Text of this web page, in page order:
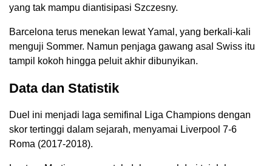
yang tak mampu diantisipasi Szczesny.
Barcelona terus menekan lewat Yamal, yang berkali-kali
menguji Sommer. Namun penjaga gawang asal Swiss itu
tampil kokoh hingga peluit akhir dibunyikan.
Data dan Statistik
Duel ini menjadi laga semifinal Liga Champions dengan
skor tertinggi dalam sejarah, menyamai Liverpool 7-6
Roma (2017-2018).